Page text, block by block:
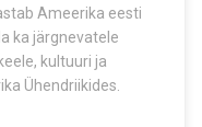
Ameerika eesti
ka järgnevatele
kultuuri ja
Ühendriikides.